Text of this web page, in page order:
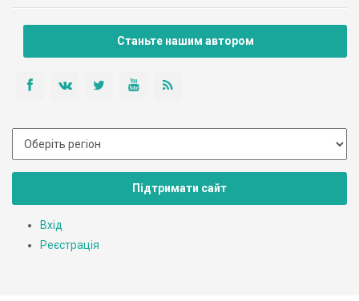
Станьте нашим автором
Підтримати сайт
Вхід
Реєстрація